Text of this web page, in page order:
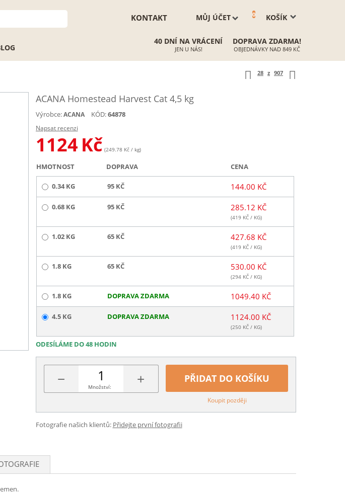
KOŠÍK
0
MŮJ ÚČET
KONTAKT
40 DNÍ NA VRÁCENÍ
JEN U NÁS!
DOPRAVA ZDARMA!
OBJEDNÁVKY NAD 849 KČ
28 z 907
ACANA Homestead Harvest Cat 4,5 kg
Výrobce: ACANA KÓD:64878
Napsat recenzi
1124 Kč (249.78 Kč / kg)
HMOTNOST DOPRAVA CENA
0.34 KG 95 KČ 144.00 KČ
0.68 KG 95 KČ 285.12 KČ
(419 KČ / KG)
1.02 KG 65 KČ 427.68 KČ
(419 KČ / KG)
1.8 KG 65 KČ 530.00 KČ
(294KČ / KG)
1.8 KG DOPRAVA ZDARMA 1049.40 KČ
4.5 KG DOPRAVA ZDARMA 1124.00 KČ
(250KČ / KG)
ODESÍLÁME DO 48 HODIN
− +
Množství:
PŘIDAT DO KOŠÍKU
Koupit později
Fotografie našich klientů: Přidejte první fotografii